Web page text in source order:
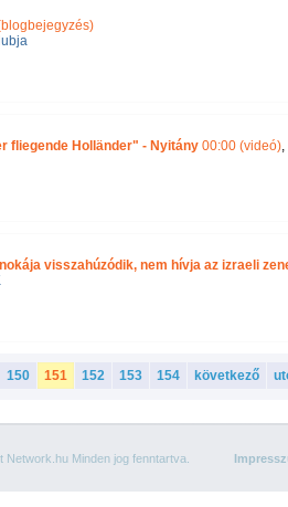
fliegende Holländer" - Nyitány 00:00 (videó),
visszahúzódik, nem hívja az izraeli
150 151 152 153 154 következő
Minden jog fenntartva.